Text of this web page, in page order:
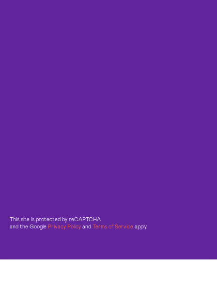
This site is protected by reCAPTCHA
and the Google Privacy Policy and Terms of Service apply.